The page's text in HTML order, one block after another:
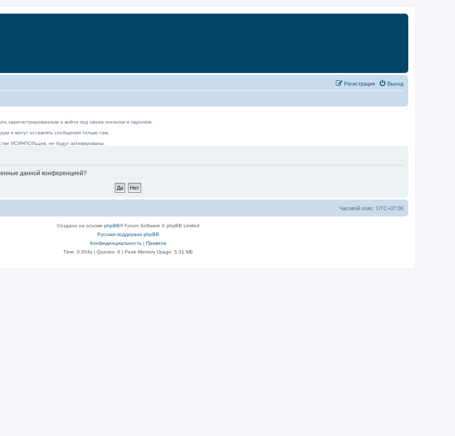
Выход
Регистрация
зарегистрированным и войти под своим логином и паролем.
и могут оставлять сообщения только там.
ИСИНПОЛьцев, не будут активированы.
данной конференцией?
Часовой пояс: UTC+07:00
Создано на основе phpBB® Forum Software © phpBB Limited
Русская поддержка phpBB
Конфиденциальность| Правила
Time: 0.054s| Queries: 6 | Peak Memory Usage: 5.31 МБ